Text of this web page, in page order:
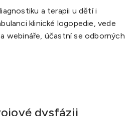
a terapii u dětí i
klinické logopedie, vede
webináře, účastní se odborných
dysfázii